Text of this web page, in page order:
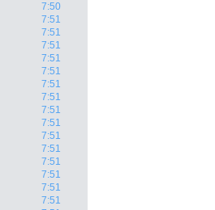
7:50
7:51
7:51
7:51
7:51
7:51
7:51
7:51
7:51
7:51
7:51
7:51
7:51
7:51
7:51
7:51